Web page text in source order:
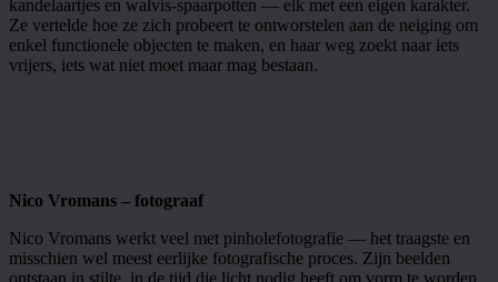
kandelaartjes en walvis-spaarpotten — elk met een eigen karakter.
Ze vertelde hoe ze zich probeert te ontworstelen aan de neiging om
enkel functionele objecten te maken, en haar weg zoekt naar iets
vrijers, iets wat niet moet maar mag bestaan.
Nico Vromans – fotograaf
Nico Vromans werkt veel met pinholefotografie — het traagste en
misschien wel meest eerlijke fotografische proces. Zijn beelden